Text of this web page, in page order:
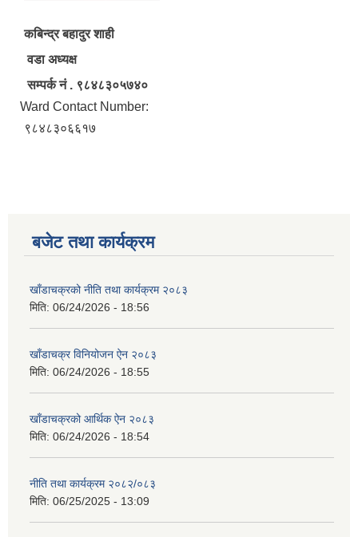
कबिन्द्र बहादुर शाही
वडा अध्यक्ष
सम्पर्क न‌ं ‍‍. ९८४८३०५७४०
Ward Contact Number:
९८४८३०६६१७
बजेट तथा कार्यक्रम
खाँडाचक्रको नीति तथा कार्यक्रम २०८३
मिति: 06/24/2026 - 18:56
खाँडाचक्र विनियोजन ऐन २०८३
मिति: 06/24/2026 - 18:55
खाँडाचक्रको आर्थिक ऐन २०८३
मिति: 06/24/2026 - 18:54
नीति तथा कार्यक्रम २०८२/०८३
मिति: 06/25/2025 - 13:09